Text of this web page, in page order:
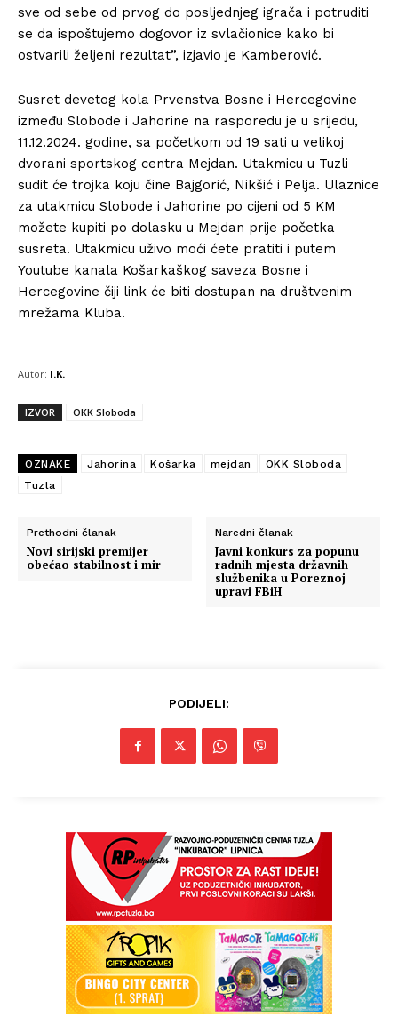
sve od sebe od prvog do posljednjeg igrača i potruditi
se da ispoštujemo dogovor iz svlačionice kako bi
ostvarili željeni rezultat”, izjavio je Kamberović.
Susret devetog kola Prvenstva Bosne i Hercegovine
između Slobode i Jahorine na rasporedu je u srijedu,
11.12.2024. godine, sa početkom od 19 sati u velikoj
dvorani sportskog centra Mejdan. Utakmicu u Tuzli
sudit će trojka koju čine Bajgorić, Nikšić i Pelja. Ulaznice
za utakmicu Slobode i Jahorine po cijeni od 5 KM
možete kupiti po dolasku u Mejdan prije početka
susreta. Utakmicu uživo moći ćete pratiti i putem
Youtube kanala Košarkaškog saveza Bosne i
Hercegovine čiji link će biti dostupan na društvenim
mrežama Kluba.
Autor: I.K.
IZVOR OKK Sloboda
OZNAKE Jahorina Košarka mejdan
OKK Sloboda
Tuzla
Prethodni članak
Novi sirijski premijer
obećao stabilnost i mir
Naredni članak
Javni konkurs za popunu
radnih mjesta državnih
službenika u Poreznoj
upravi FBiH
PODIJELI: